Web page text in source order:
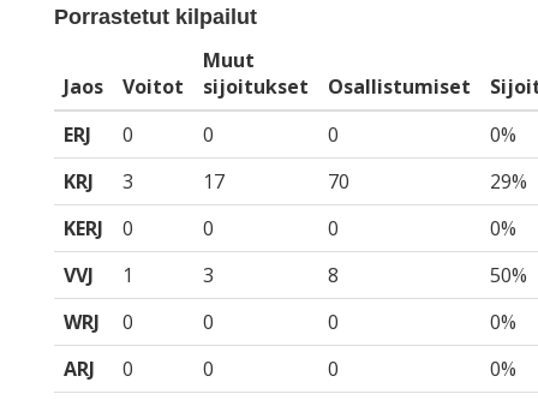
Porrastetut kilpailut
Jaos Voitot
Muut
sijoitukset
Osallistumiset
ERJ
0 0 0
0%
KRJ
3 17 70
29%
KERJ
0 0 0
0%
VVJ
1 3 8
50%
WRJ
0 0 0
0%
ARJ
0 0 0
0%